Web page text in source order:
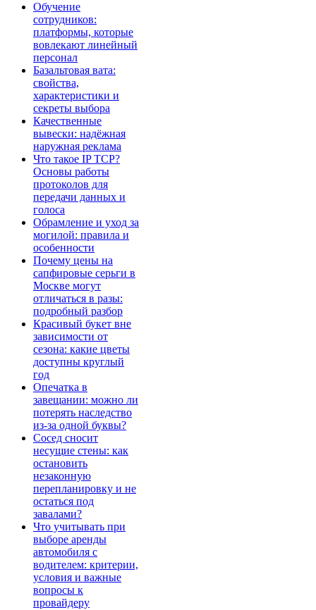
Обучение
сотрудников:
платформы, которые
вовлекают линейный
персонал
Базальтовая вата:
свойства,
характеристики и
секреты выбора
Качественные
вывески: надёжная
наружная реклама
Что такое IP TCP?
Основы работы
протоколов для
передачи данных и
голоса
Обрамление и уход за
могилой: правила и
особенности
Почему цены на
сапфировые серьги в
Москве могут
отличаться в разы:
подробный разбор
Красивый букет вне
зависимости от
сезона: какие цветы
доступны круглый
год
Опечатка в
завещании: можно ли
потерять наследство
из-за одной буквы?
Сосед сносит
несущие стены: как
остановить
незаконную
перепланировку и не
остаться под
завалами?
Что учитывать при
выборе аренды
автомобиля с
водителем: критерии,
условия и важные
вопросы к
провайдеру